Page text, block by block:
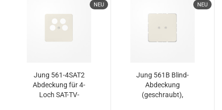
NEU
Jung 561-4SAT2
Abdeckung für 4-
Loch SAT-TV-
NEU
Jung 561B Blind-
Abdeckung
(geschraubt),